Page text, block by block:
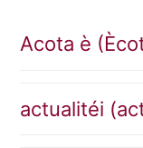
Acota è
actualitéi